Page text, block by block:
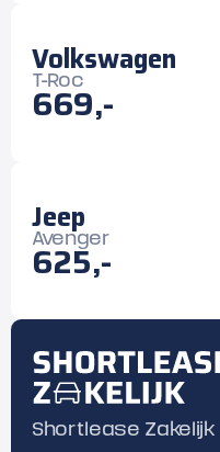
Volkswagen
T-Roc
669,-
Jeep
Avenger
625,-
Shortlease Zakelijk